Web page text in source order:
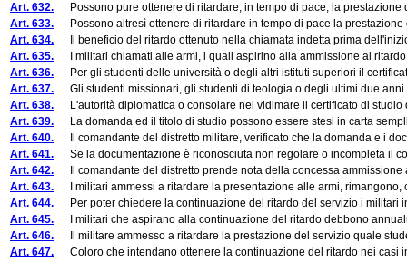
Art. 632. Possono pure ottenere di ritardare, in tempo di pace, la prestazione
Art. 633. Possono altresì ottenere di ritardare in tempo di pace la
Art. 634. Il beneficio del ritardo ottenuto nella chiamata indetta prima
Art. 635. I militari chiamati alle armi, i quali aspirino alla ammissione al
Art. 636. Per gli studenti delle università o degli altri istituti superiori il
Art. 637. Gli studenti missionari, gli studenti di teologia o degli ultimi due
Art. 638. L'autorità diplomatica o consolare nel vidimare il certificato di studio
Art. 639. La domanda ed il titolo di studio possono essere stesi in carta
Art. 640. Il comandante del distretto militare, verificato che la domanda e i
Art. 641. Se la documentazione è riconosciuta non regolare o incompleta il
Art. 642. Il comandante del distretto prende nota della concessa ammissione
Art. 643. I militari ammessi a ritardare la presentazione alle armi, rimangono,
Art. 644. Per poter chiedere la continuazione del ritardo del servizio i militari
Art. 645. I militari che aspirano alla continuazione del ritardo debbono
Art. 646. Il militare ammesso a ritardare la prestazione del servizio quale
Art. 647. Coloro che intendano ottenere la continuazione del ritardo nei casi